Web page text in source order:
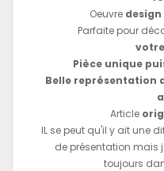
Oeuvre
Parfaite pour
Pièce unique
Belle représentation
Article
IL se peut qu'il y ait une
de présentation mais
toujours